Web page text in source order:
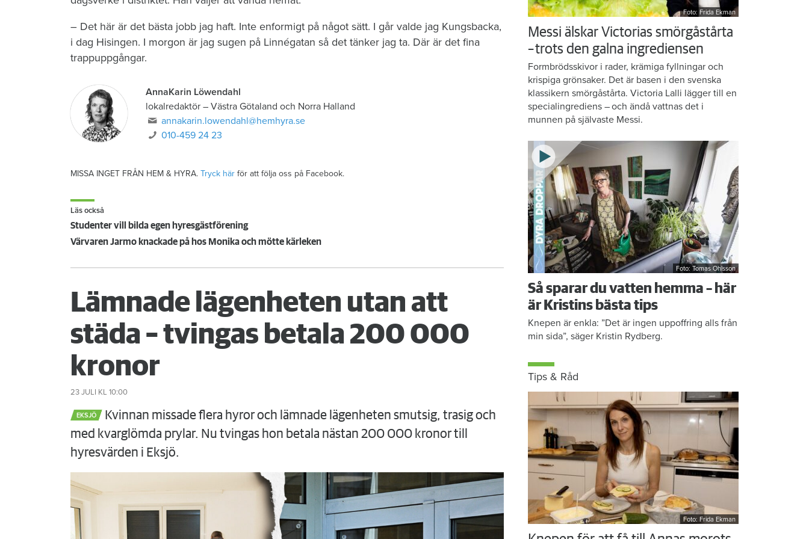
– Det här är det bästa jobb jag haft. Inte enformigt på något sätt. I går valde jag Kungsbacka,
i dag Hisingen. I morgon är jag sugen på Linnégatan så det tänker jag ta. Där är det fina
trappuppgångar.
AnnaKarin Löwendahl
lokalredaktör – Västra Götaland och Norra Halland
annakarin.lowendahl@hemhyra.se
010-459 24 23
MISSA INGET FRÅN HEM & HYRA. Tryck här för att följa oss på Facebook.
Läs också
Studenter vill bilda egen hyresgästförening
Värvaren Jarmo knackade på hos Monika och mötte kärleken
Lämnade lägenheten utan att
städa – tvingas betala 200 000
kronor
23 JULI KL 10:00
EKSJÖ
Kvinnan missade flera hyror och lämnade lägenheten smutsig, trasig och
med kvarglömda prylar. Nu tvingas hon betala nästan 200 000 kronor till
hyresvärden i Eksjö.
Foto: Frida Ekman
Messi älskar Victorias smörgåstårta
– trots den galna ingrediensen
Formbrödsskivor i rader, krämiga fyllningar och
krispiga grönsaker. Det är basen i den svenska
klassikern smörgåstårta. Victoria Lalli lägger till en
specialingrediens – och ändå vattnas det i
munnen på självaste Messi.
Foto: Tomas Ohlsson
Så sparar du vatten hemma – här
är Kristins bästa tips
Knepen är enkla: ”Det är ingen uppoffring alls från
min sida”, säger Kristin Rydberg.
Tips & Råd
Foto: Frida Ekman